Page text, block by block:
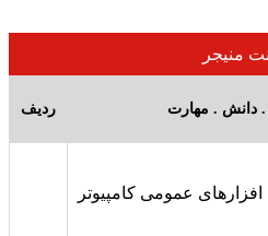
منیجر
ردیف . مهارت
عمومی کامپیوتر: